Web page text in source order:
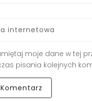
moje dane w tej
pisania kolejnych